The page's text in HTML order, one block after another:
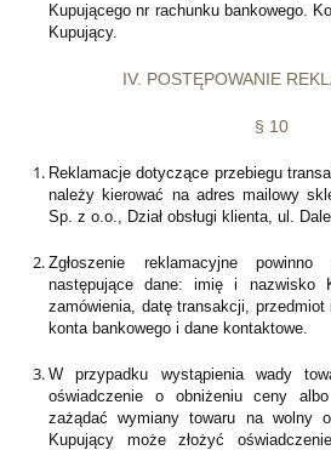
Kupującego nr rachunku bankowego.
Kupujący.
IV. POSTĘPOWANIE
§ 10
Reklamacje dotyczące przebiegu
należy kierować na adres mailowy
Sp. z o.o., Dział obsługi klienta, ul.
Zgłoszenie reklamacyjne
następujące dane: imię i nazwisko
zamówienia, datę transakcji,
konta bankowego i dane kontaktowe.
W przypadku wystąpienia wady
oświadczenie o obniżeniu ceny
zażądać wymiany towaru na wolny
Kupujący może złożyć